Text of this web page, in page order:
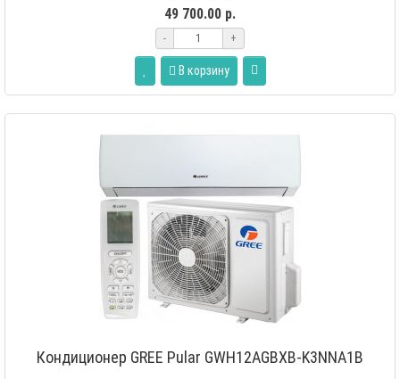
49 700.00 р.
- +
В корзину
Кондиционер GREE Pular GWH12AGBXB-K3NNA1B